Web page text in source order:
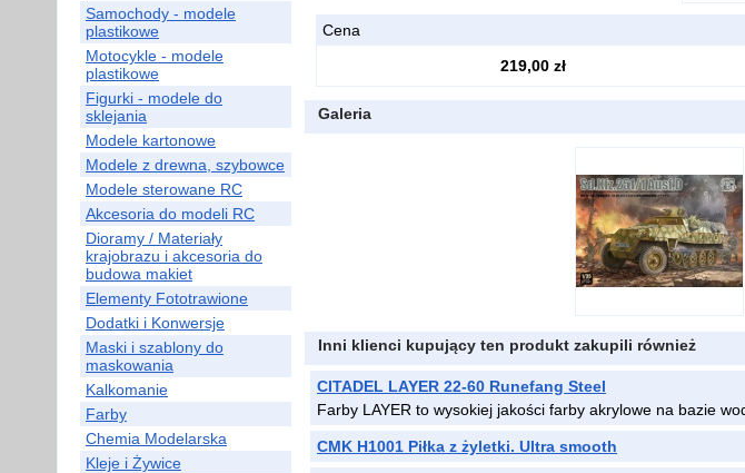
Samochody - modele
plastikowe
Motocykle - modele
plastikowe
Figurki - modele do
sklejania
Modele kartonowe
Modele z drewna, szybowce
Modele sterowane RC
Akcesoria do modeli RC
Dioramy / Materiały
krajobrazu i akcesoria do
budowa makiet
Elementy Fototrawione
Dodatki i Konwersje
Maski i szablony do
maskowania
Kalkomanie
Farby
Chemia Modelarska
Kleje i Żywice
Cena
219,00 zł
Galeria
Inni klienci kupujący ten produkt zakupili również
CITADEL LAYER 22-60 Runefang Steel
Farby LAYER to wysokiej jakości farby akrylowe na bazie
CMK H1001 Piłka z żyletki. Ultra smooth